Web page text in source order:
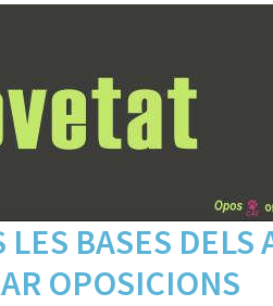
BASES DELS
OPOSICIONS